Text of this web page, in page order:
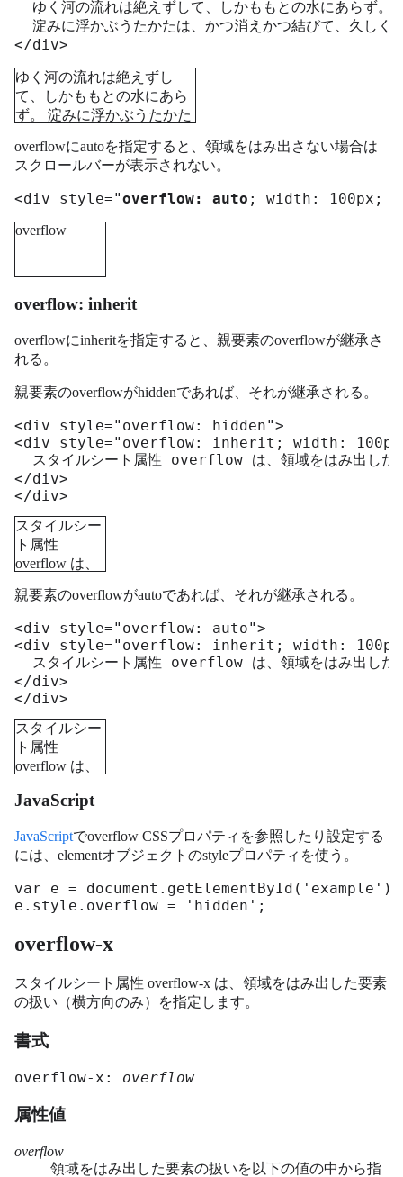
  ゆく河の流れは絶えずして、しかももとの水にあらず。
淀みに浮かぶうたかたは、かつ消えかつ結びて、久しく
</div>
ゆく河の流れは絶えずし
て、しかももとの水にあら
ず。 淀みに浮かぶうたかた
久しくとどまりたるためし
なし。
overflowにautoを指定すると、領域をはみ出さない場合は
スクロールバーが表示されない。
<div style="overflow: auto ; width: 100px;
overflow
overflow: inherit
overflowにinheritを指定すると、親要素のoverflowが継承さ
れる。
親要素のoverflowがhiddenであれば、それが継承される。
<div style="overflow: hidden">
<div style="overflow: inherit; width:
スタイルシート属性 overflow は、領域をはみ出した
</div>
</div>
スタイルシー
ト属性
overflow は、
した要素の扱
いを指定しま
す。
親要素のoverflowがautoであれば、それが継承される。
<div style="overflow: auto">
<div style="overflow: inherit; width:
スタイルシート属性 overflow は、領域をはみ出した
</div>
</div>
スタイルシー
ト属性
overflow は、
した要素の扱
す。
JavaScript
JavaScriptでoverflow CSSプロパティを参照したり設定する
には、elementオブジェクトのstyleプロパティを使う。
var e = document.getElementById('example');
e.style.overflow = 'hidden';
overflow-x
スタイルシート属性 overflow-x は、領域をはみ出した要素
の扱い（横方向のみ）を指定します。
書式
overflow-x: overflow
属性値
overflow
領域をはみ出した要素の扱いを以下の値の中から指